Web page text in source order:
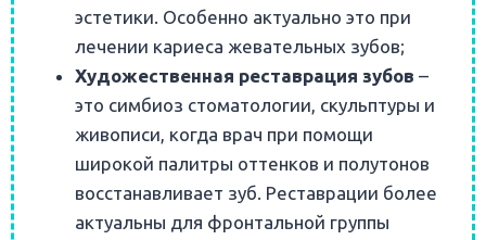
эстетики. Особенно актуально это при
лечении кариеса жевательных зубов;
Художественная реставрация зубов –
это симбиоз стоматологии, скульптуры и
живописи, когда врач при помощи
широкой палитры оттенков и полутонов
восстанавливает зуб. Реставрации более
актуальны для фронтальной группы